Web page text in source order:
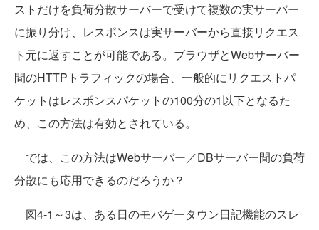
ストだけを負荷分散サーバーで受けて複数の実サーバー
に振り分け、レスポンスは実サーバーから直接リクエス
ト元に返すことが可能である。ブラウザとWebサーバー
間のHTTPトラフィックの場合、一般的にリクエストパ
ケットはレスポンスパケットの100分の1以下となるた
め、この方法は有効とされている。
では、この方法はWebサーバー／DBサーバー間の負荷
分散にも応用できるのだろうか？
図4-1～3は、ある日のモバゲータウン日記機能のスレ